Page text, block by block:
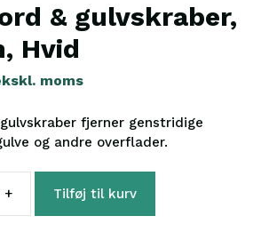
& gulvskraber,
Hvid
moms
fjerner genstridige
og andre overflader.
Vikan
+ Tilføj til kurv